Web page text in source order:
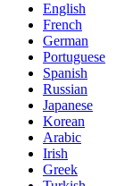
English
French
German
Portuguese
Spanish
Russian
Japanese
Korean
Arabic
Irish
Greek